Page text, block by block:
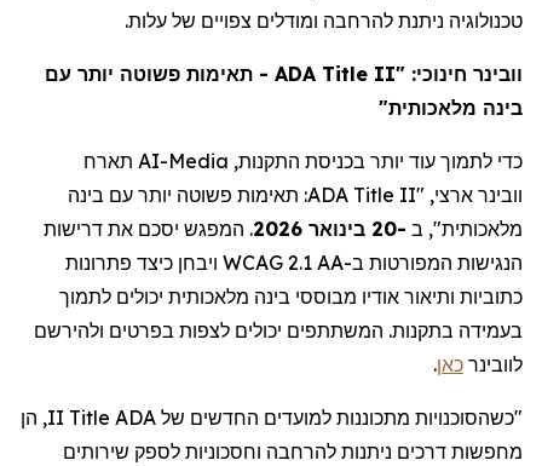
טכנולוגיה ניתנת להרחבה ומודלים צפויים של עלות.
וובינר חינוכי: "ADA Title II - תאימות פשוטה יותר עם
בינה מלאכותית"
כדי לתמוך עוד יותר בכניסת התקנות, AI-Media תארח
וובינר ארצי, "ADA Title II: תאימות פשוטה יותר עם בינה
מלאכותית", ב -20 בינואר 2026 . המפגש יסכם את דרישות
הנגישות המפורטות ב-WCAG 2.1 AA ויבחן כיצד פתרונות
כתוביות ותיאור אודיו מבוססי בינה מלאכותית יכולים לתמוך
בעמידה בתקנות. המשתתפים יכולים לצפות בפרטים ולהירשם
לוובינר כאן.
"כשהסוכנויות מתכוננות למועדים החדשים של ADA Title
II, הן
מחפשות דרכים ניתנות להרחבה וחסכוניות לספק שירותים